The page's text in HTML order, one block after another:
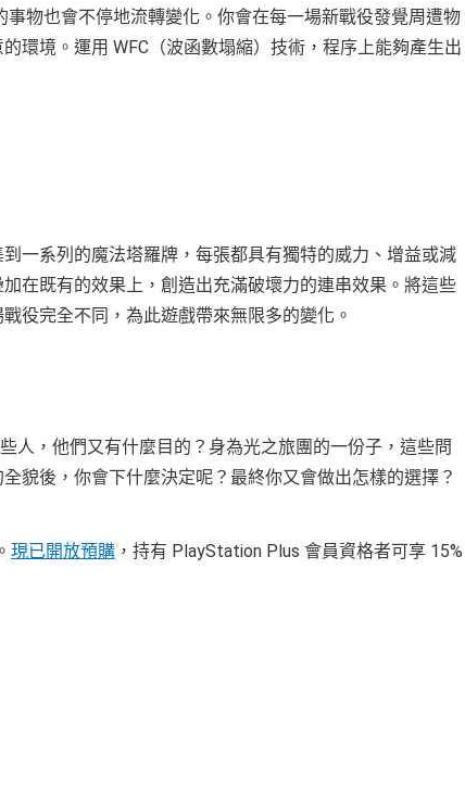
物也會不停地流轉變化。你會在每一場新戰役發覺周遭物
環境。運用 WFC（波函數塌縮）技術，程序上能夠產生出
一系列的魔法塔羅牌，每張都具有獨特的威力、增益或減
在既有的效果上，創造出充滿破壞力的連串效果。將這些
役完全不同，為此遊戲帶來無限多的變化。
人，他們又有什麼目的？身為光之旅團的一份子，這些問
貌後，你會下什麼決定呢？最終你又會做出怎樣的選擇？
現已開放預購 ，持有 PlayStation Plus 會員資格者可享 15%